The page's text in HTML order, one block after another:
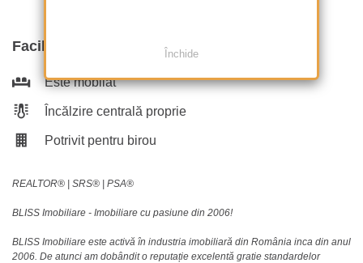
Închide
Facilități
Este mobilat
Încălzire centrală proprie
Potrivit pentru birou
REALTOR®️ | SRS®️ | PSA®️
BLISS Imobiliare - Imobiliare cu pasiune din 2006!
BLISS Imobiliare este activă în industria imobiliară din România inca din anul
2006. De atunci am dobândit o reputație excelentă gratie standardelor